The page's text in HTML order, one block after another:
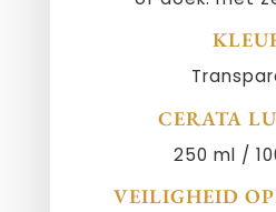
CERATA
250 ml /
VEILIGHEID